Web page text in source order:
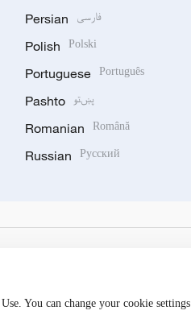
Persian فارسی
Polish Polski
Portuguese Português
Pashto پښتو
Romanian Română
Russian Русский
You can change your cookie settings